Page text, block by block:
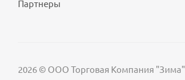
Партнеры
2026 © ООО Торговая Компания "Зима"